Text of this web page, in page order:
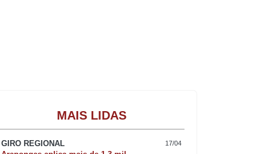
Rural Comunitária – Categoria
MAIS LIDAS
GIRO REGIONAL 17/04